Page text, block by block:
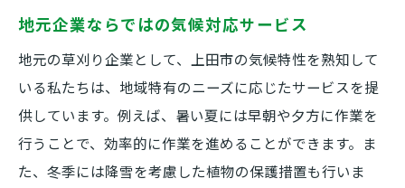
地元企業ならではの気候対応サービス
地元の草刈り企業として、上田市の気候特性を熟知して
いる私たちは、地域特有のニーズに応じたサービスを提
供しています。例えば、暑い夏には早朝や夕方に作業を
行うことで、効率的に作業を進めることができます。ま
た、冬季には降雪を考慮した植物の保護措置も行いま